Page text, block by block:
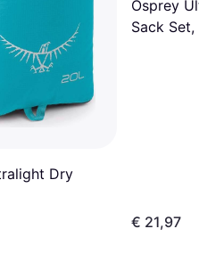
Dry
Osprey
Sack Set,
€ 21,97